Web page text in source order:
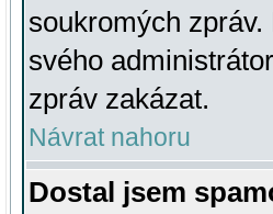
soukromých
svého
zpráv zakázat.
Návrat nahoru
Dostal jsem